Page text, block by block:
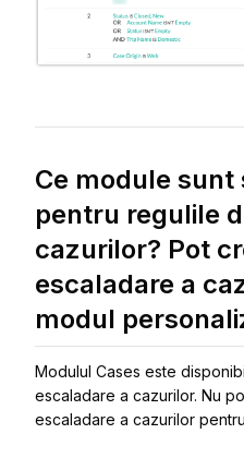
Ce module
pentru regulile
cazurilor? Pot
escaladare a
modul
Modulul Cases este
escaladare a cazurilor. Nu
escaladare a cazurilor